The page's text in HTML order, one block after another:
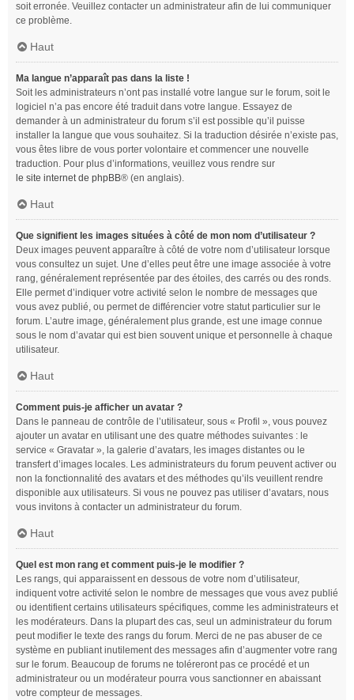
soit erronée. Veuillez contacter un administrateur afin de lui communiquer
ce problème.
Haut
Ma langue n’apparaît pas dans la liste !
Soit les administrateurs n’ont pas installé votre langue sur le forum, soit le
logiciel n’a pas encore été traduit dans votre langue. Essayez de
demander à un administrateur du forum s’il est possible qu’il puisse
installer la langue que vous souhaitez. Si la traduction désirée n’existe pas,
vous êtes libre de vous porter volontaire et commencer une nouvelle
traduction. Pour plus d’informations, veuillez vous rendre sur
le site internet de phpBB® (en anglais).
Haut
Que signifient les images situées à côté de mon nom d’utilisateur ?
Deux images peuvent apparaître à côté de votre nom d’utilisateur lorsque
vous consultez un sujet. Une d’elles peut être une image associée à votre
rang, généralement représentée par des étoiles, des carrés ou des ronds.
Elle permet d’indiquer votre activité selon le nombre de messages que
vous avez publié, ou permet de différencier votre statut particulier sur le
forum. L’autre image, généralement plus grande, est une image connue
sous le nom d’avatar qui est bien souvent unique et personnelle à chaque
utilisateur.
Haut
Comment puis-je afficher un avatar ?
Dans le panneau de contrôle de l’utilisateur, sous « Profil », vous pouvez
ajouter un avatar en utilisant une des quatre méthodes suivantes : le
service « Gravatar », la galerie d’avatars, les images distantes ou le
transfert d’images locales. Les administrateurs du forum peuvent activer ou
non la fonctionnalité des avatars et des méthodes qu’ils veuillent rendre
disponible aux utilisateurs. Si vous ne pouvez pas utiliser d’avatars, nous
vous invitons à contacter un administrateur du forum.
Haut
Quel est mon rang et comment puis-je le modifier ?
Les rangs, qui apparaissent en dessous de votre nom d’utilisateur,
indiquent votre activité selon le nombre de messages que vous avez publié
ou identifient certains utilisateurs spécifiques, comme les administrateurs et
les modérateurs. Dans la plupart des cas, seul un administrateur du forum
peut modifier le texte des rangs du forum. Merci de ne pas abuser de ce
système en publiant inutilement des messages afin d’augmenter votre rang
sur le forum. Beaucoup de forums ne toléreront pas ce procédé et un
administrateur ou un modérateur pourra vous sanctionner en abaissant
votre compteur de messages.